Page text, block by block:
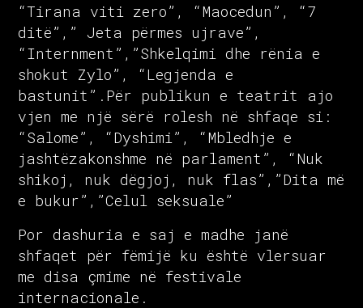
“Tirana viti zero”, “Maocedun”, “7
ditë”,” Jeta përmes ujrave”,
“Internment”,”Shkelqimi dhe rënia e
shokut Zylo”, “Legjenda e
bastunit”.Për publikun e teatrit ajo
vjen me një sërë rolesh në shfaqe si:
“Salome”, “Dyshimi”, “Mbledhje e
jashtëzakonshme në parlament”, “Nuk
shikoj, nuk dëgjoj, nuk flas”,”Dita më
e bukur”,”Celul seksuale”
Por dashuria e saj e madhe janë
shfaqet për fëmijë ku është vlersuar
me disa çmime në festivale
internacionale.